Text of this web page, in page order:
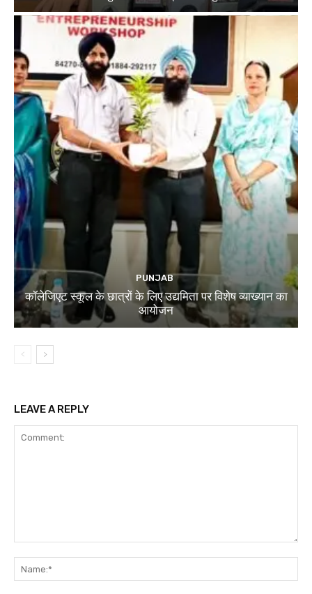
PUNJAB
कॉलेजिएट स्कूल के छात्रों के लिए उद्यमिता पर विशेष व्याख्यान का
आयोजन
LEAVE A REPLY